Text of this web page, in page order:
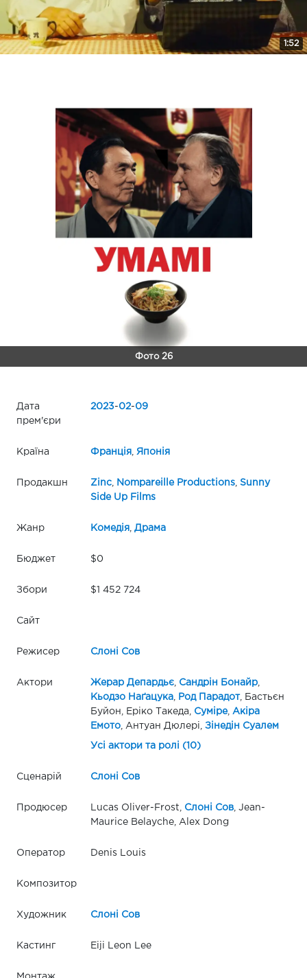
1:52
Фото 26
Дата
прем'єри
2023-02-09
Країна Франція, Японія
Продакшн Zinc, Nompareille Productions, Sunny
Side Up Films
Жанр Комедія, Драма
Бюджет $0
Збори $1 452 724
Сайт
Режисер Слоні Сов
Актори Жерар Депардьє, Сандрін Бонайр,
Кьодзо Наґацука, Род Парадот, Бастьєн
Буйон, Еріко Такеда,
Суміре, Акіра
Емото, Антуан Дюлері, Зінедін Суалем
Усі актори та ролі (10)
Сценарій Слоні Сов
Продюсер Lucas Oliver-Frost, Слоні Сов, Jean-
Maurice Belayche, Alex Dong
Оператор Denis Louis
Композитор
Художник Слоні Сов
Кастинг Eiji Leon Lee